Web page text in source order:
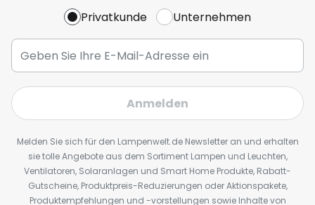
Privatkunde Unternehmen
Anmelden
Melden Sie sich für den Lampenwelt.de Newsletter an und erhalten
sie tolle Angebote aus dem Sortiment Lampen und Leuchten,
Ventilatoren, Solaranlagen und Smart Home Produkte, Rabatt-
Gutscheine, Produktpreis-Reduzierungen oder Aktionspakete,
Produktempfehlungen und -vorstellungen sowie Inhalte von